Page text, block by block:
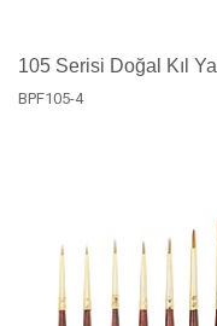
105 Serisi Doğal Kıl
BPF105-4